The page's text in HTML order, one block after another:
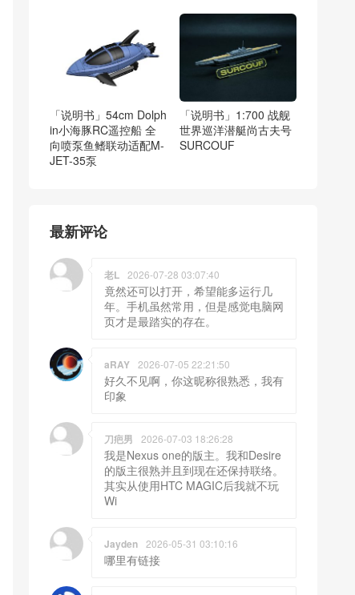
「说明书」54cm Dolph
in小海豚RC遥控船 全
向喷泵鱼鳍联动适配M-
JET-35泵
「说明书」1:700 战舰
世界巡洋潜艇尚古夫号
SURCOUF
最新评论
老L 2026-07-28 03:07:40
竟然还可以打开，希望能多运行几
年。手机虽然常用，但是感觉电脑网
页才是最踏实的存在。
aRAY 2026-07-05 22:21:50
好久不见啊，你这昵称很熟悉，我有
印象
刀疤男 2026-07-03 18:26:28
我是Nexus one的版主。我和Desire
的版主很熟并且到现在还保持联络。
其实从使用HTC MAGIC后我就不玩
Wi
Jayden 2026-05-31 03:10:16
哪里有链接